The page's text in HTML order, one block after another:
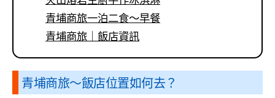
青埔商旅一泊二食～早餐
青埔商旅｜飯店資訊
青埔商旅～飯店位置如何去？